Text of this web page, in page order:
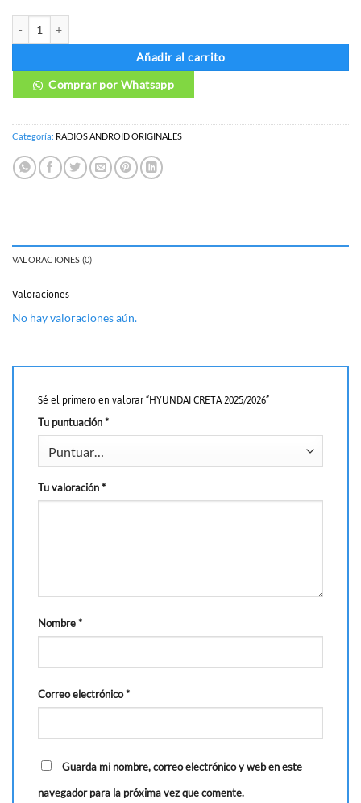
Añadir al carrito
Comprar por Whatsapp
Categoría: RADIOS ANDROID ORIGINALES
VALORACIONES (0)
Valoraciones
No hay valoraciones aún.
Sé el primero en valorar “HYUNDAI CRETA 2025/2026”
Tu puntuación *
Tu valoración *
Nombre *
Correo electrónico*
Guarda mi nombre, correo electrónico y web en este
navegador para la próxima vez que comente.